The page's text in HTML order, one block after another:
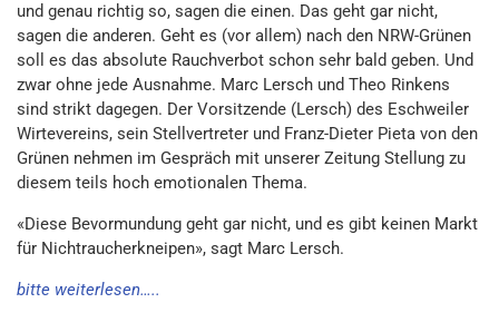
und genau richtig so, sagen die einen. Das geht gar nicht,
sagen die anderen. Geht es (vor allem) nach den NRW-Grünen
soll es das absolute Rauchverbot schon sehr bald geben. Und
zwar ohne jede Ausnahme. Marc Lersch und Theo Rinkens
sind strikt dagegen. Der Vorsitzende (Lersch) des Eschweiler
Wirtevereins, sein Stellvertreter und Franz-Dieter Pieta von den
Grünen nehmen im Gespräch mit unserer Zeitung Stellung zu
diesem teils hoch emotionalen Thema.
«Diese Bevormundung geht gar nicht, und es gibt keinen Markt
für Nichtraucherkneipen», sagt Marc Lersch.
bitte weiterlesen…..